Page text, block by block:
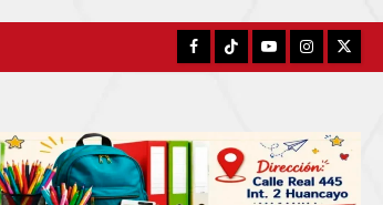
FacebookTikTokYouTubeInstagram
X